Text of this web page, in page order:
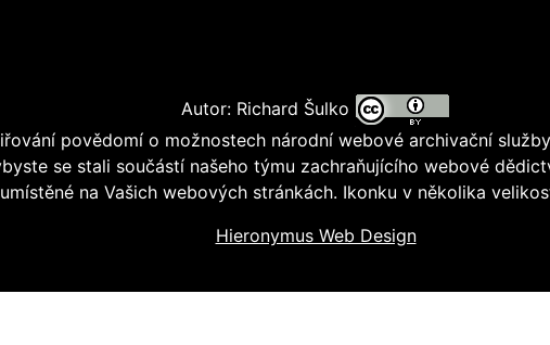
Autor: Richard Šulko
povědomí o možnostech národní webové archivační
se stali součástí našeho týmu zachraňujícího webové
na Vašich webových stránkách. Ikonku v několika
Hieronymus Web Design